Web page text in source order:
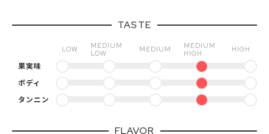
TASTE
LOW
MEDIUM
LOW
MEDIUM
MEDIUM
HIGH
HIGH
果実味
ボディ
タンニン
FLAVOR